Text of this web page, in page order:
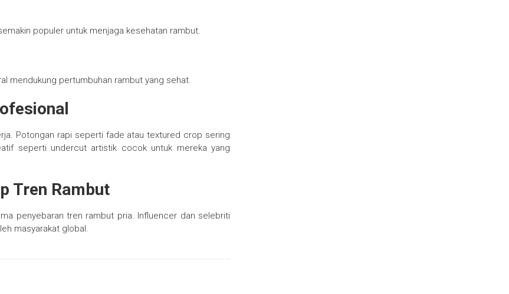
populer untuk menjaga kesehatan rambut.
mendukung pertumbuhan rambut yang sehat.
Potongan rapi seperti fade atau textured crop sering
seperti undercut artistik cocok untuk mereka yang
Tren Rambut
penyebaran tren rambut pria. Influencer dan selebriti
masyarakat global.